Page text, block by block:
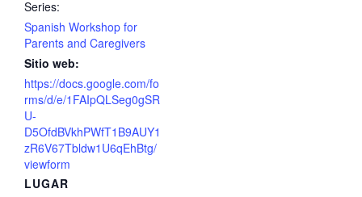
Series:
Spanish Workshop for
Parents and Caregivers
Sitio web:
https://docs.google.com/fo
rms/d/e/1FAIpQLSeg0gSR
U-
D5OfdBVkhPWfT1B9AUY1
zR6V67Tbldw1U6qEhBtg/
viewform
LUGAR